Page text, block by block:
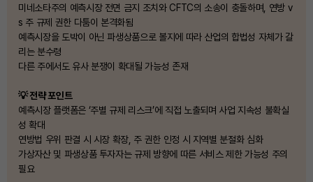
미네소타주의 예측시장 전면 금지 조치와 CFTC의 소송이 충돌하며, 연방 v
s 주 규제 권한 다툼이 본격화됨
예측시장을 도박이 아닌 파생상품으로 볼지에 따라 산업의 합법성 자체가 갈
리는 분수령
다른 주에서도 유사 분쟁이 확대될 가능성 존재
💡 전략 포인트
예측시장 플랫폼은 ‘주별 규제 리스크’에 직접 노출되며 사업 지속성 불확실
성 확대
연방법 우위 판결 시 시장 확장, 주 권한 인정 시 지역별 분절화 심화
가상자산 및 파생상품 투자자는 규제 방향에 따른 서비스 제한 가능성 주의
필요